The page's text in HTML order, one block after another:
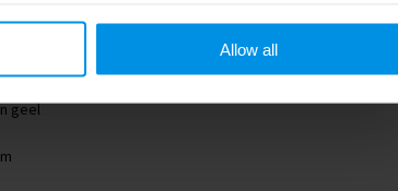
Allow all
geel